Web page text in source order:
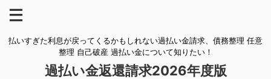
払いすぎた利息が戻ってくるかもしれない過払い金請求、債務整理 任意
整理 自己破産 過払い金について知りたい！
過払い金返還請求2026年度版